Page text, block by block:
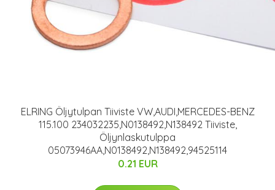
ELRING Öljytulpan Tiiviste VW,AUDI,MERCEDES-BENZ
115.100 234032235,N0138492,N138492 Tiiviste,
Öljynlaskutulppa
05073946AA,N0138492,N138492,94525114
0.21 EUR